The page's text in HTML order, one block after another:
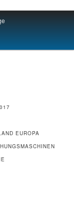
EUROPA